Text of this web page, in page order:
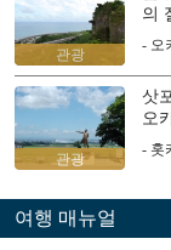
관광
의
- 오
관광
삿
오
- 홋
여행 매뉴얼